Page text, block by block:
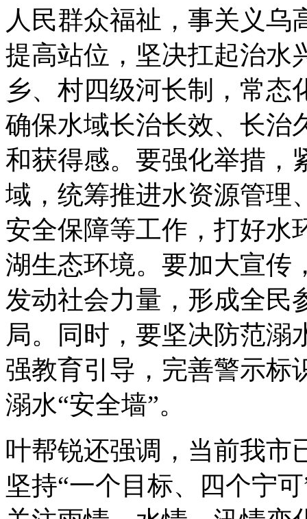
人民群众福祉，事关义乌
提高站位，坚决扛起治水
乡、村四级河长制，常态
确保水域长治长效、长治
和获得感。要强化举措，
域，统筹推进水资源管理
安全保障等工作，打好水
湖生态环境。要加大宣传
发动社会力量，形成全民
局。同时，要坚决防范溺
强教育引导，完善警示标
溺水“安全墙”。
叶帮锐还强调，当前我市
坚持“一个目标、四个宁